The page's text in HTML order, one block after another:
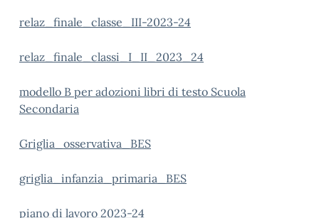
relaz_finale_classe_III-2023-24
relaz_finale_classi_I_II_2023_24
modello B per adozioni libri di testo Scuola
Secondaria
Griglia_osservativa_BES
griglia_infanzia_primaria_BES
piano di lavoro 2023-24